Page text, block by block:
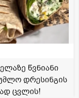
წვნიანი
დრესინგის
ცვლის!